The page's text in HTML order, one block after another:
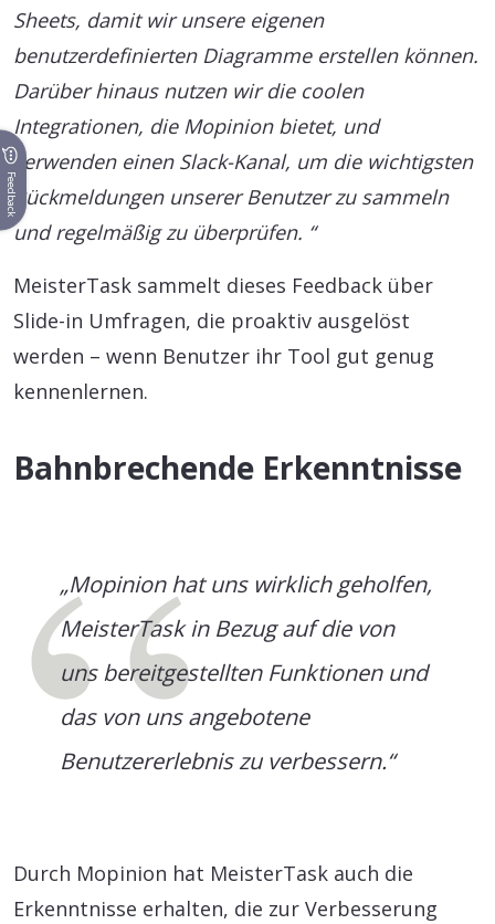
Sheets, damit wir unsere eigenen
benutzerdefinierten Diagramme erstellen können.
Darüber hinaus nutzen wir die coolen
Integrationen, die Mopinion bietet, und
verwenden einen Slack-Kanal, um die wichtigsten
Rückmeldungen unserer Benutzer zu sammeln
und regelmäßig zu überprüfen. “
MeisterTask sammelt dieses Feedback über
Slide-in Umfragen, die proaktiv ausgelöst
werden – wenn Benutzer ihr Tool gut genug
kennenlernen.
Bahnbrechende Erkenntnisse
„Mopinion hat uns wirklich geholfen,
MeisterTask in Bezug auf die von
uns bereitgestellten Funktionen und
das von uns angebotene
Benutzererlebnis zu verbessern.“
Durch Mopinion hat MeisterTask auch die
Erkenntnisse erhalten, die zur Verbesserung
Feedback